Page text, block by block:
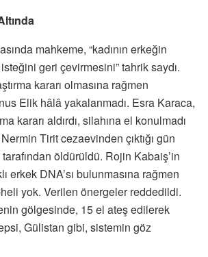
mahkeme, “kadının erkeğin
geri çevirmesini” tahrik saydı.
kararı olmasına rağmen
Elik hâlâ yakalanmadı. Esra Karaca,
kararı aldırdı, silahına el konulmadı
Tirit cezaevinden çıktığı gün
öldürüldü. Rojin Kabaiş’in
erkek DNA’sı bulunmasına rağmen
yok. Verilen önergeler reddedildi.
gölgesinde, 15 el ateş edilerek
Gülistan gibi, sistemin göz